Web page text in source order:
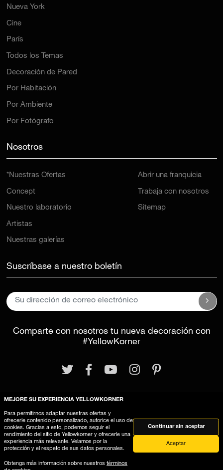
Nueva York
Cine
París
Todos los Temas
Decoración de Pared
Por Habitación
Por Ambiente
Por Fotógrafo
Nosotros
*Nuestras Ofertas
Concept
Nuestro laboratorio
Artistas
Nuestras galerías
Abrir una franquicia
Trabaja con nosotros
Sitemap
Suscríbase a nuestro boletín
Comparte con nosotros tu nueva decoración con
#YellowKorner
Aviso legalTérminos y Condiciones Generales
Este sitio web utiliza cookies
MEJORE SU EXPERIENCIA YELLOWKORNER
Para permitirnos adaptar nuestras ofertas y
ofrecerle contenido personalizado, autorice el uso de
cookies. Gracias a esto, podemos seguir el
rendimiento del sitio de Yellowkorner y ofrecerle una
experiencia más relevante. Velamos por la
protección y el respeto de sus datos personales.
Obtenga más información sobre nuestros términos
Continuar sin aceptar
Aceptar